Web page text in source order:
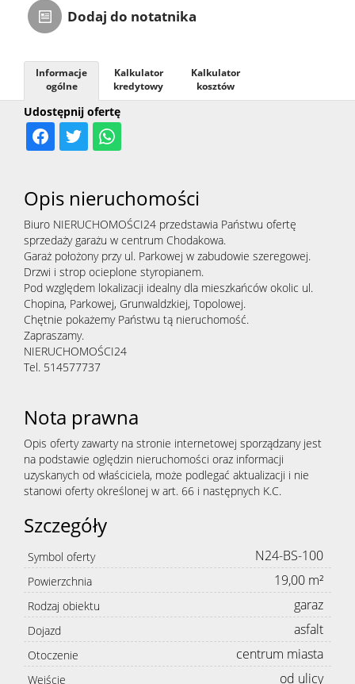
Dodaj do notatnika
Udostępnij ofertę
Informacje
ogólne
Kalkulator
kredytowy
Kalkulator
kosztów
Opis nieruchomości
Biuro NIERUCHOMOŚCI24 przedstawia Państwu ofertę
sprzedaży garażu w centrum Chodakowa.
Garaż położony przy ul. Parkowej w zabudowie szeregowej.
Drzwi i strop ocieplone styropianem.
Pod względem lokalizacji idealny dla mieszkańców okolic ul.
Chopina, Parkowej, Grunwaldzkiej, Topolowej.
Chętnie pokażemy Państwu tą nieruchomość.
Zapraszamy.
NIERUCHOMOŚCI24
Tel. 514577737
Nota prawna
Opis oferty zawarty na stronie internetowej sporządzany jest
na podstawie oględzin nieruchomości oraz informacji
uzyskanych od właściciela, może podlegać aktualizacji i nie
stanowi oferty określonej w art. 66 i następnych K.C.
Szczegóły
Symbol oferty N24-BS-100
Powierzchnia 19,00 m²
Rodzaj obiektu garaz
Dojazd asfalt
Otoczenie centrum miasta
Wejście od ulicy